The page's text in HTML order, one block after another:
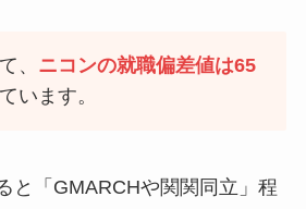
、 ニコンの就職偏差値は65
います。
と「GMARCHや関関同立」程